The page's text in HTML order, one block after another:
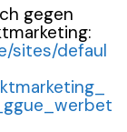
gegen
sites/defaul